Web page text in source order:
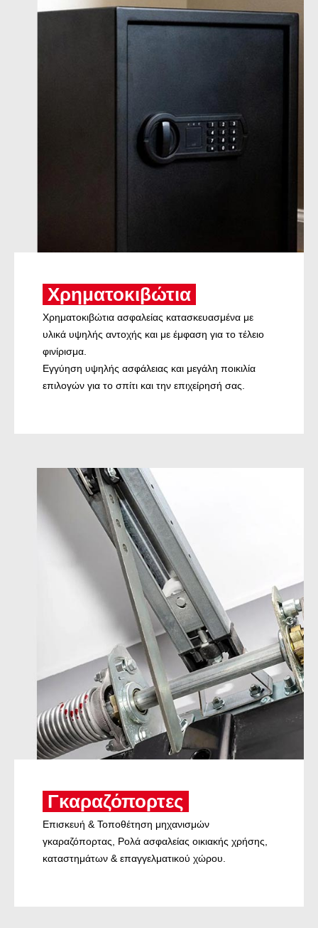
Χρηματοκιβώτια
Χρηματοκιβώτια ασφαλείας κατασκευασμένα με
υλικά υψηλής αντοχής και με έμφαση για το τέλειο
φινίρισμα.
Εγγύηση υψηλής ασφάλειας και μεγάλη ποικιλία
επιλογών για το σπίτι και την επιχείρησή σας.
Γκαραζόπορτες
Επισκευή & Τοποθέτηση μηχανισμών
γκαραζόπορτας, Ρολά ασφαλείας οικιακής χρήσης,
καταστημάτων & επαγγελματικού χώρου.